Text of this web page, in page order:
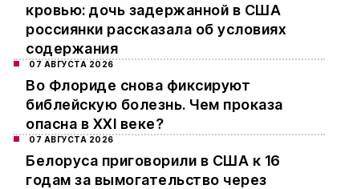
кровью: дочь задержанной в США
россиянки рассказала об условиях
содержания
07 АВГУСТА 2026
Во Флориде снова фиксируют
библейскую болезнь. Чем проказа
опасна в XXI веке?
07 АВГУСТА 2026
Белоруса приговорили в США к 16
годам за вымогательство через